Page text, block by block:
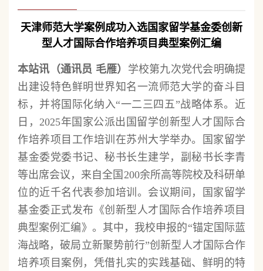
天津师范大学案例成功入选国家留学基金委创新
型人才国际合作培养项目典型案例汇编
本站讯（通讯员 毛雁） 学校第九次党代会明确提
出建设特色鲜明世界知名一流师范大学的奋斗目
标，并将国际化纳入“一二三四五”战略体系。近
日，2025年国家公派出国留学创新型人才国际合
作培养项目工作培训在苏州大学举办。国家留学
基金委党委书记、秘书长生建学，副秘书长李青
等出席会议，来自全国200余所高等院校及科研单
位的近千名代表参加培训。会议期间，国家留学
基金委正式发布《创新型人才国际合作培养项目
典型案例汇编》。其中，我校申报的“锚定国际蓝
海战略，破局立新聚势前行”创新型人才国际合作
培养项目案例，凭借扎实的实践基础、鲜明的特